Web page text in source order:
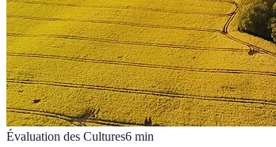
Évaluation des Cultures6 min